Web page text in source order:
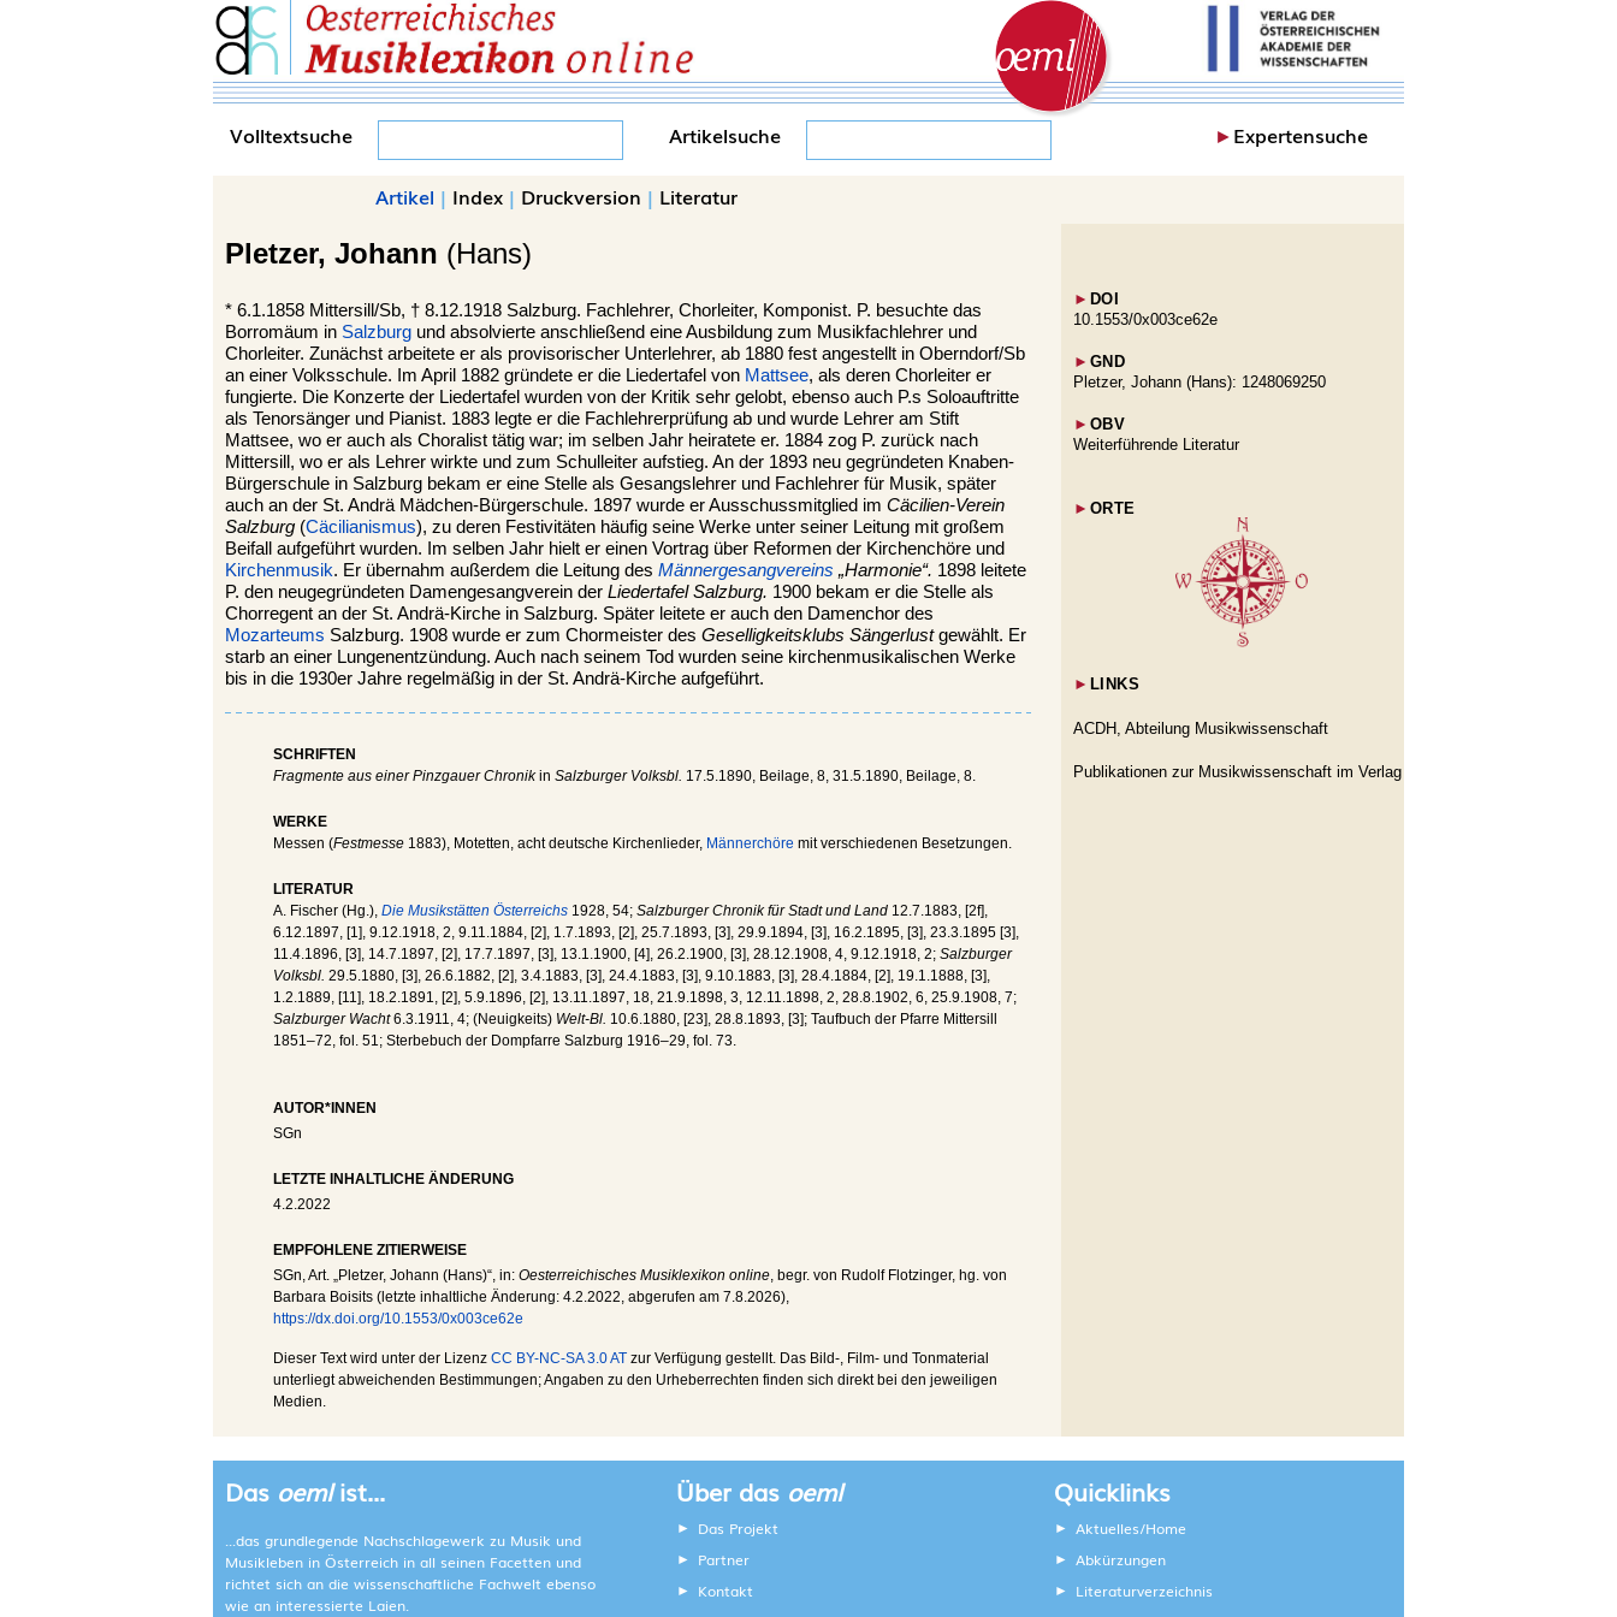
Volltextsuche Artikelsuche ►Expertensuche
Artikel | Index | Druckversion | Literatur
Pletzer, Johann (Hans)
* 6.1.1858 Mittersill /Sb, † 8.12.1918 Salzburg. Fachlehrer, Chorleiter, Komponist. P. besuchte das
Borromäum in Salzburg und absolvierte anschließend eine Ausbildung zum Musikfachlehrer und
Chorleiter. Zunächst arbeitete er als provisorischer Unterlehrer, ab 1880 fest angestellt in Oberndorf/Sb
an einer Volksschule. Im April 1882 gründete er die Liedertafel von Mattsee, als deren Chorleiter er
fungierte. Die Konzerte der Liedertafel wurden von der Kritik sehr gelobt, ebenso auch P.s Soloauftritte
als Tenorsänger und Pianist. 1883 legte er die Fachlehrerprüfung ab und wurde Lehrer am Stift
Mattsee, wo er auch als Choralist tätig war; im selben Jahr heiratete er. 1884 zog P. zurück nach
Mittersill, wo er als Lehrer wirkte und zum Schulleiter aufstieg. An der 1893 neu gegründeten Knaben-
Bürgerschule in Salzburg bekam er eine Stelle als Gesangslehrer und Fachlehrer für Musik, später
auch an der St. Andrä Mädchen-Bürgerschule. 1897 wurde er Ausschussmitglied im Cäcilien-Verein
Salzburg (Cäcilianismus), zu deren Festivitäten häufig seine Werke unter seiner Leitung mit großem
Beifall aufgeführt wurden. Im selben Jahr hielt er einen Vortrag über Reformen der Kirchenchöre und
Kirchenmusik. Er übernahm außerdem die Leitung des Männergesangvereins „Harmonie“. 1898 leitete
P. den neugegründeten Damengesangverein der Liedertafel Salzburg. 1900 bekam er die Stelle als
Chorregent an der St. Andrä-Kirche in Salzburg. Später leitete er auch den Damenchor des
Mozarteums Salzburg. 1908 wurde er zum Chormeister des Geselligkeitsklubs Sängerlustgewählt. Er
starb an einer Lungenentzündung. Auch nach seinem Tod wurden seine kirchenmusikalischen Werke
bis in die 1930er Jahre regelmäßig in der St. Andrä-Kirche aufgeführt.
SCHRIFTEN
Fragmente aus einer Pinzgauer Chronikin Salzburger Volksbl. 17.5.1890, Beilage, 8, 31.5.1890, Beilage, 8.
WERKE
Messen (Festmesse 1883), Motetten, acht deutsche Kirchenlieder, Männerchöre mit verschiedenen Besetzungen.
LITERATUR
A. Fischer (Hg.), Die Musikstätten Österreichs 1928, 54; Salzburger Chronik für Stadt und Land 12.7.1883, [2f],
6.12.1897, [1], 9.12.1918, 2, 9.11.1884, [2], 1.7.1893, [2], 25.7.1893, [3], 29.9.1894, [3], 16.2.1895, [3], 23.3.1895 [3],
11.4.1896, [3], 14.7.1897, [2], 17.7.1897, [3], 13.1.1900, [4], 26.2.1900, [3], 28.12.1908, 4, 9.12.1918, 2; Salzburger
Volksbl. 29.5.1880, [3], 26.6.1882, [2], 3.4.1883, [3], 24.4.1883, [3], 9.10.1883, [3], 28.4.1884, [2], 19.1.1888, [3],
1.2.1889, [11], 18.2.1891, [2], 5.9.1896, [2], 13.11.1897, 18, 21.9.1898, 3, 12.11.1898, 2, 28.8.1902, 6, 25.9.1908, 7;
Salzburger Wacht6.3.1911, 4; (Neuigkeits) Welt-Bl. 10.6.1880, [23], 28.8.1893, [3]; Taufbuch der Pfarre Mittersill
1851–72, fol. 51; Sterbebuch der Dompfarre Salzburg 1916–29, fol. 73.
AUTOR*INNEN
SGn
LETZTE INHALTLICHE ÄNDERUNG
4.2.2022
EMPFOHLENE ZITIERWEISE
SGn, Art. „Pletzer, Johann (Hans)“, in: Oesterreichisches Musiklexikon online, begr. von Rudolf Flotzinger, hg. von
Barbara Boisits (letzte inhaltliche Änderung: 4.2.2022, abgerufen am 7.8.2026),
https://dx.doi.org/10.1553/0x003ce62e
Dieser Text wird unter der Lizenz CC BY-NC-SA 3.0 AT zur Verfügung gestellt. Das Bild-, Film- und Tonmaterial
unterliegt abweichenden Bestimmungen; Angaben zu den Urheberrechten finden sich direkt bei den jeweiligen
Medien.
► DOI
10.1553/0x003ce62e
► GND
Pletzer, Johann (Hans): 1248069250
► OBV
Weiterführende Literatur
► ORTE
► LINKS
ACDH, Abteilung Musikwissenschaft
Publikationen zur Musikwissenschaft im Verlag
Das oemlist...
...das grundlegende Nachschlagewerk zu Musik und
Musikleben in Österreich in all seinen Facetten und
richtet sich an die wissenschaftliche Fachwelt ebenso
wie an interessierte Laien.
Über das oeml
Das Projekt
Partner
Kontakt
Quicklinks
Aktuelles/Home
Abkürzungen
Literaturverzeichnis